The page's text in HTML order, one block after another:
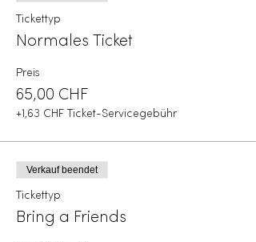
Tickettyp
Normales Ticket
Preis
65,00 CHF
+1,63 CHF Ticket-Servicegebühr
Verkauf beendet
Tickettyp
Bring a Friends